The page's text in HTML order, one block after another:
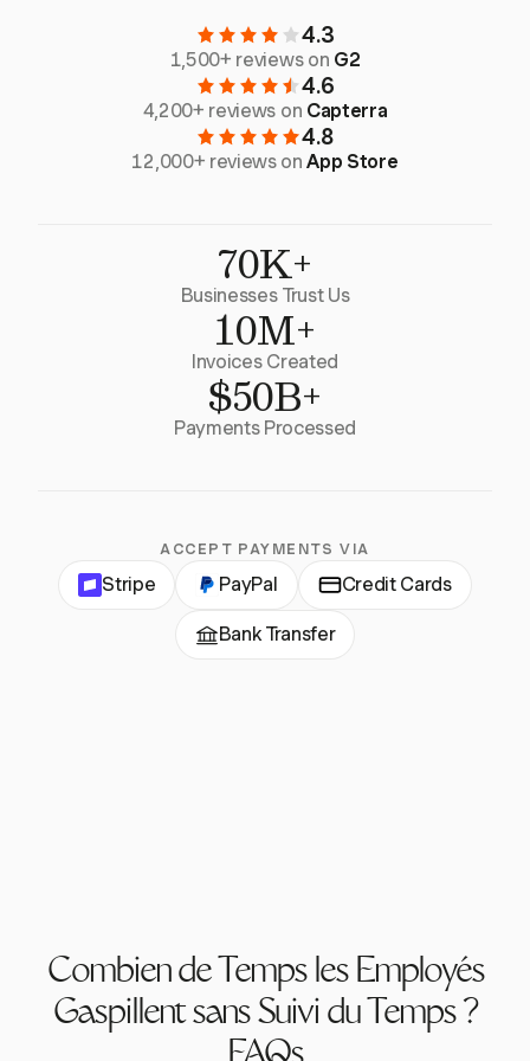
4.3
1,500+ reviews on G2
4.6
4,200+ reviews on Capterra
4.8
12,000+ reviews onApp Store
70K+
Businesses Trust Us
10M+
Invoices Created
$50B+
Payments Processed
ACCEPT PAYMENTS VIA
Stripe PayPal Credit Cards
Bank Transfer
Combien de Temps les Employés
Gaspillent sans Suivi du Temps ?